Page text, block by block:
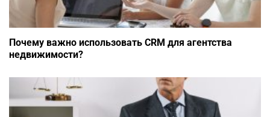
Почему важно использовать CRM для агентства
недвижимости?